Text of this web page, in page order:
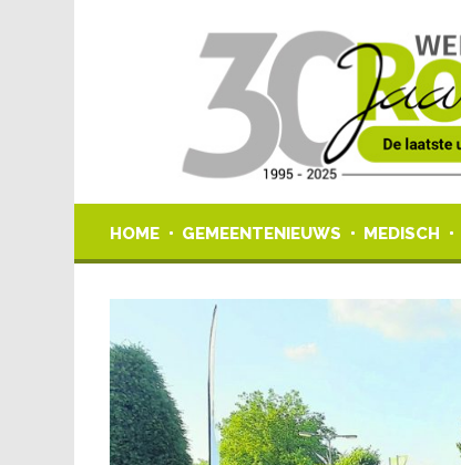
HOME GEMEENTENIEUWS MEDISCH